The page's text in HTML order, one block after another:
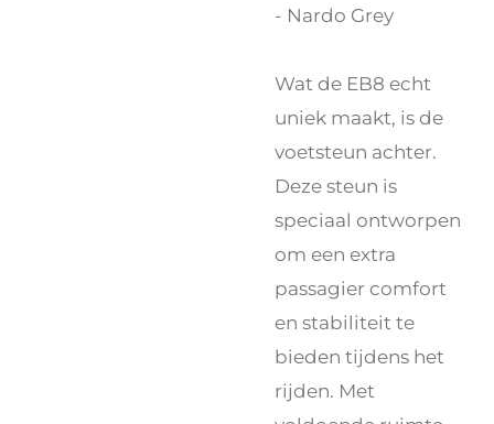
- Nardo Grey
Wat de EB8 echt
uniek maakt, is de
voetsteun achter.
Deze steun is
speciaal ontworpen
om een extra
passagier comfort
en stabiliteit te
bieden tijdens het
rijden. Met